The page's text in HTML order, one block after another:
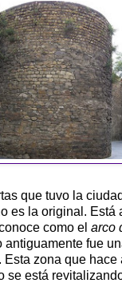
que tuvo la
es la original. Está
como el arco
antiguamente fue
Esta zona que
se está